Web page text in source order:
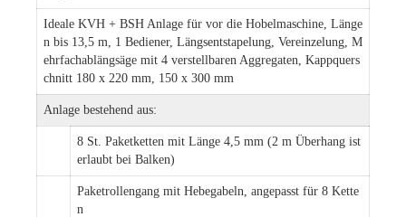
Ideale KVH + BSH Anlage für vor die Hobelmaschine, Länge
n bis 13,5 m, 1 Bediener, Längsentstapelung, Vereinzelung, M
ehrfachablängsäge mit 4 verstellbaren Aggregaten, Kappquers
chnitt 180 x 220 mm, 150 x 300 mm
Anlage bestehend aus:
8 St. Paketketten mit Länge 4,5 mm (2 m Überhang ist
erlaubt bei Balken)
Paketrollengang mit Hebegabeln, angepasst für 8 Kette
n